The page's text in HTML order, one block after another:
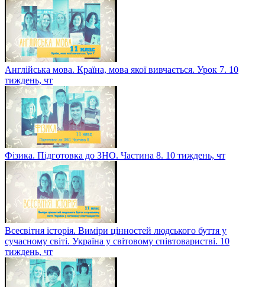
Англійська мова. Країна, мова якої вивчається. Урок 7. 10
тиждень, чт
Фізика. Підготовка до ЗНО. Частина 8. 10 тиждень, чт
Всесвітня історія. Виміри цінностей людського буття у
сучасному світі. Україна у світовому співтоваристві. 10
тиждень, чт